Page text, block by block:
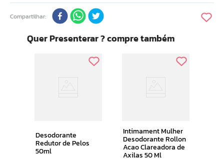
Compartilhar
Quer Presenterar ? compre também
Desodorante
Redutor de Pelos
50ml
Intimament Mulher
Desodorante Rollon
Acao Clareadora de
Axilas 50 Ml